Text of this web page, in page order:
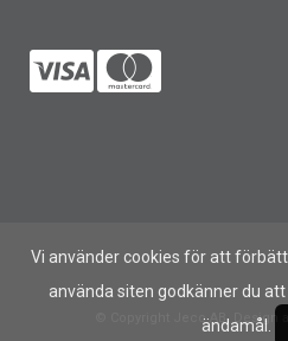
Vi använder cookies för att
använda siten godkänner du
ändamål.
© Copyright Jeco AB, Design